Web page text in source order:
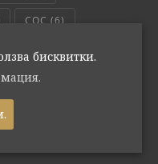
СОС (6)
(8)
МЕСО
бисквитки.